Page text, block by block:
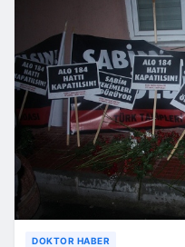
DOKTOR HABER